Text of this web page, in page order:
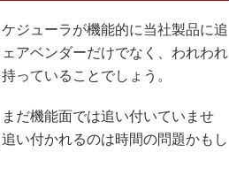
ジューラが機能的に当社製品に追
アベンダーだけでなく、われわれ
っていることでしょう。
だ機能面では追い付いていませ
い付かれるのは時間の問題かもし